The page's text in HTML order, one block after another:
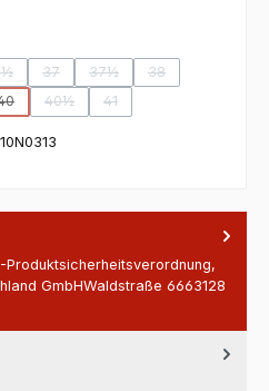
verfügbar.)
nicht verfügbar.)
ist zurzeit nicht verfügbar.)
Option ist zurzeit nicht verfügbar.)
37
(Diese Option ist zurzeit nicht
37½
(Diese Option ist zurzeit
38
(Diese Option ist
verfügbar.)
nicht verfügbar.)
ist zurzeit nicht verfügbar.)
(Diese Option ist zurzeit nicht verfügbar.)
40½
(Diese Option ist zurzeit nicht
41
(Diese Option ist zurzeit
Produktsicherheitsverordnung,
GmbHWaldstraße 6663128